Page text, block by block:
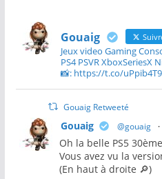
Gouaig
Jeux video Gaming
PS4 PSVR XboxSeriesX
📸: https://t.co/
Gouaig Retweeté
Gouaig @gouaig ·
Oh la belle PS5
Vous avez vu la
(En haut à droite 🔎)